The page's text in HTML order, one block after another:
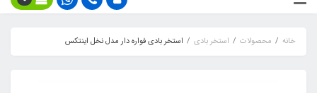
خانه محصولات استخر بادی استخر بادی فواره دار مدل نخل اینتکس